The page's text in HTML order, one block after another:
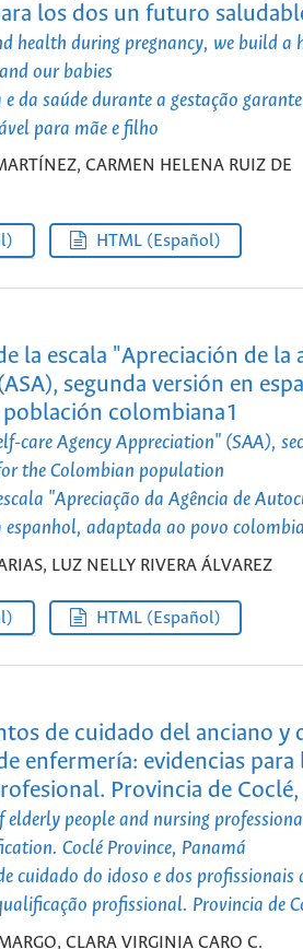
los dos un futuro
health during pregnancy, we build a
our babies
da saúde durante a gestação
para mãe e filho
CARMEN HELENA RUIZ DE
HTML (Español)
la escala "Apreciación de la
segunda versión en
colombiana1
care Agency Appreciation" (SAA),
the Colombian population
"Apreciação da Agência de
espanhol, adaptada ao povo
LUZ NELLY RIVERA ÁLVAREZ
HTML (Español)
de cuidado del anciano y
enfermería: evidencias para
Provincia de Coclé,
elderly people and nursing
Coclé Province, Panamá
cuidado do idoso e dos profissionais
profissional. Provincia de
CLARA VIRGINIA CARO C.